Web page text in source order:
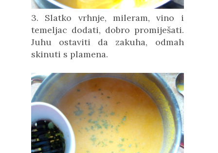
3. Slatko vrhnje, mileram, vino i
temeljac dodati, dobro promiješati.
Juhu ostaviti da zakuha, odmah
skinuti s plamena.